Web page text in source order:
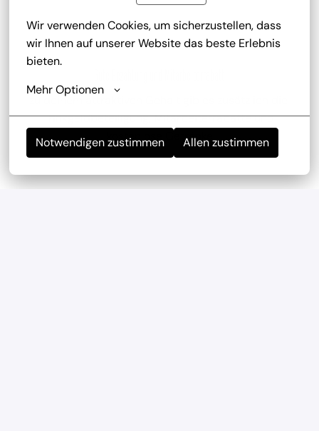
Wir verwenden Cookies, um sicherzustellen, dass
wir Ihnen auf unserer Website das beste Erlebnis
bieten.
Mehr Optionen
Notwendigen zustimmen Allen zustimmen
zu deinem attraktiven Gehalt gib es zusätzlich die
Trinkgeldbeteiligung, Mitarbeiterrabatte und
kostenlose Getränke